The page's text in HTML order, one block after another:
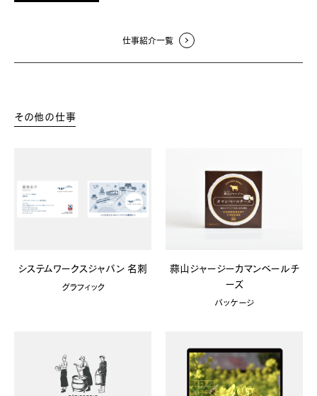
仕事紹介一覧
その他の仕事
システムワークスジャパン 名刺
グラフィック
蒜山ジャージーカマンベールチ
ーズ
パッケージ